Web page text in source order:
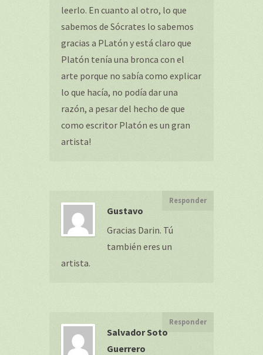
leerlo. En cuanto al otro, lo que
sabemos de Sócrates lo sabemos
gracias a PLatón y está claro que
Platón tenía una bronca con el
arte porque no sabía como explicar
lo que hacía, no podía dar una
razón, a pesar del hecho de que
como escritor Platón es un gran
artista!
Gustavo
Responder
Gracias Darin. Tú
también eres un
artista.
Salvador Soto
Guerrero
Responder